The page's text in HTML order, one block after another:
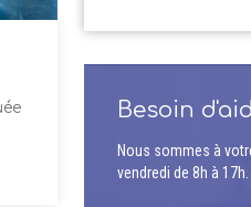
Besoin
Nous sommes à
vendredi de 8h à 17h.